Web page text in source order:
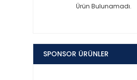
Ürün Bulunamadı.
SPONSOR ÜRÜNLER